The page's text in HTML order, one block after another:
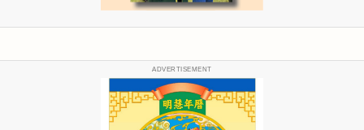
ADVERTISEMENT